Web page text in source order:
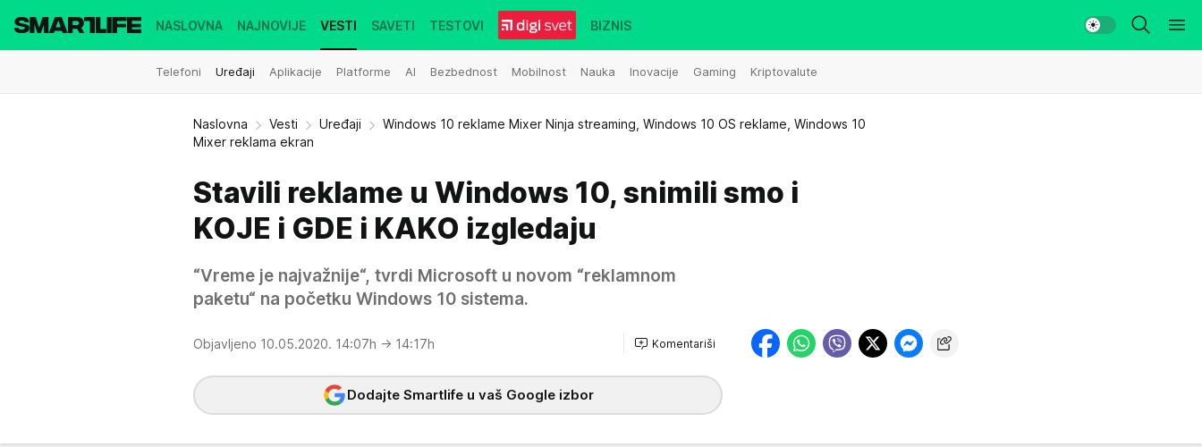
NASLOVNA NAJNOVIJE VESTI
Telefoni Uređaji Aplikacije Platforme AI Bezbednost Mobilnost Nauka Inovacije Gaming Kriptovalute
SAVETI TESTOVI BIZNIS
Naslovna Vesti Uređaji
Windows 10 reklame Mixer Ninja streaming, Windows 10 OS reklame, Windows 10
Mixer reklama ekran
Stavili reklame u Windows 10, snimili smo i
KOJE i GDE i KAKO izgledaju
“Vreme je najvažnije“, tvrdi Microsoft u novom “reklamnom
paketu“ na početku Windows 10 sistema.
Objavljeno 10.05.2020. 14:07h → 14:17h Komentariši
Dodajte Smartlife u vaš Google izbor